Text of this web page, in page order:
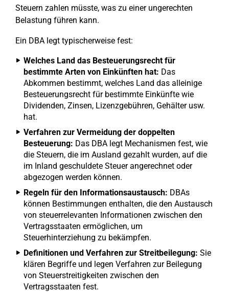
Steuern zahlen müsste, was zu einer ungerechten
Belastung führen kann.
Ein DBA legt typischerweise fest:
Welches Land das Besteuerungsrecht für
bestimmte Arten von Einkünften hat: Das
Abkommen bestimmt, welches Land das alleinige
Besteuerungsrecht für bestimmte Einkünfte wie
Dividenden, Zinsen, Lizenzgebühren, Gehälter usw.
hat.
Verfahren zur Vermeidung der doppelten
Besteuerung: Das DBA legt Mechanismen fest, wie
die Steuern, die im Ausland gezahlt wurden, auf die
im Inland geschuldete Steuer angerechnet oder
abgezogen werden können.
Regeln für den Informationsaustausch: DBAs
können Bestimmungen enthalten, die den Austausch
von steuerrelevanten Informationen zwischen den
Vertragsstaaten ermöglichen, um
Steuerhinterziehung zu bekämpfen.
Definitionen und Verfahren zur Streitbeilegung: Sie
klären Begriffe und legen Verfahren zur Beilegung
von Steuerstreitigkeiten zwischen den
Vertragsstaaten fest.